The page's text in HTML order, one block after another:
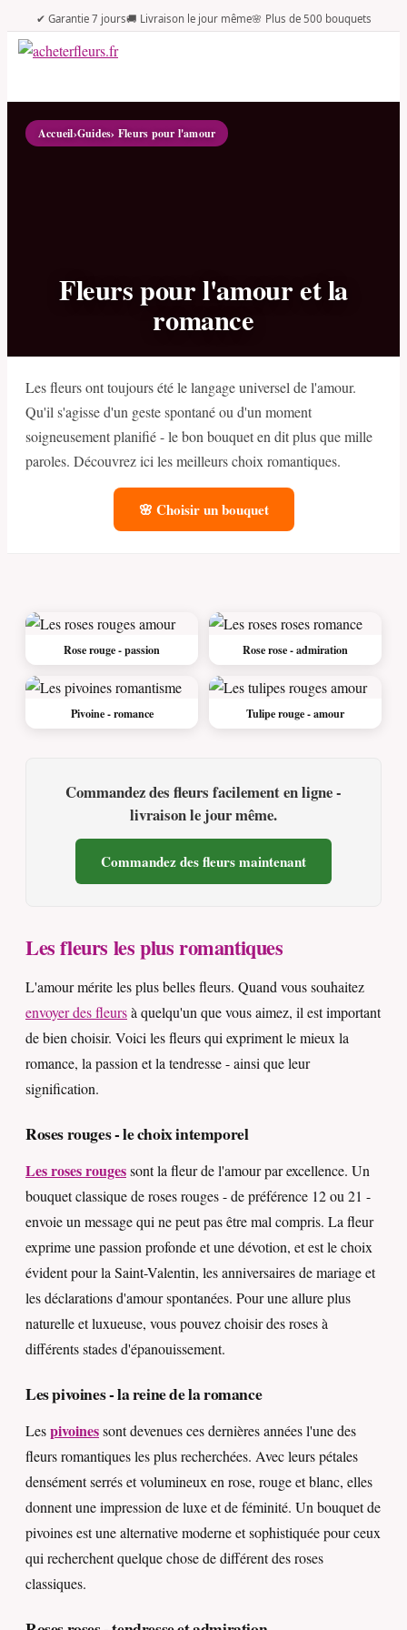
✔ Garantie 7 jours🚚 Livraison le jour même🌸 Plus de 500 bouquets
Accueil›Guides› Fleurs pour l'amour
Fleurs pour l'amour et la
romance
Les fleurs ont toujours été le langage universel de l'amour.
Qu'il s'agisse d'un geste spontané ou d'un moment
soigneusement planifié - le bon bouquet en dit plus que mille
paroles. Découvrez ici les meilleurs choix romantiques.
🌸 Choisir un bouquet
Rose rouge - passion Rose rose - admiration
Pivoine - romance Tulipe rouge - amour
Commandez des fleurs facilement en ligne -
livraison le jour même.
Commandez des fleurs maintenant
Les fleurs les plus romantiques
L'amour mérite les plus belles fleurs. Quand vous souhaitez
envoyer des fleursà quelqu'un que vous aimez, il est important
de bien choisir. Voici les fleurs qui expriment le mieux la
romance, la passion et la tendresse - ainsi que leur
signification.
Roses rouges - le choix intemporel
Les roses rougessont la fleur de l'amour par excellence. Un
bouquet classique de roses rouges - de préférence 12 ou 21 -
envoie un message qui ne peut pas être mal compris. La fleur
exprime une passion profonde et une dévotion, et est le choix
évident pour la Saint-Valentin, les anniversaires de mariage et
les déclarations d'amour spontanées. Pour une allure plus
naturelle et luxueuse, vous pouvez choisir des roses à
différents stades d'épanouissement.
Les pivoines - la reine de la romance
Lespivoinessont devenues ces dernières années l'une des
fleurs romantiques les plus recherchées. Avec leurs pétales
densément serrés et volumineux en rose, rouge et blanc, elles
donnent une impression de luxe et de féminité. Un bouquet de
pivoines est une alternative moderne et sophistiquée pour ceux
qui recherchent quelque chose de différent des roses
classiques.